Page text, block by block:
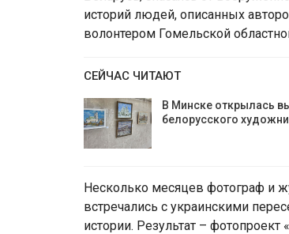
историй людей, описанных
волонтером Гомельской
СЕЙЧАС ЧИТАЮТ
В Минске открылась
белорусского
Несколько месяцев фотограф и
встречались с украинскими
истории. Результат –